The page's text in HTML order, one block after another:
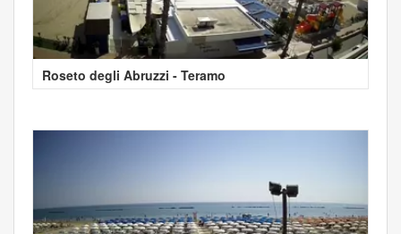
Roseto degli Abruzzi - Teramo